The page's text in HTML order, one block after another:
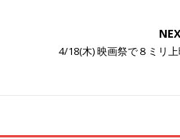
4/18(木) 映画祭で８ミリ上